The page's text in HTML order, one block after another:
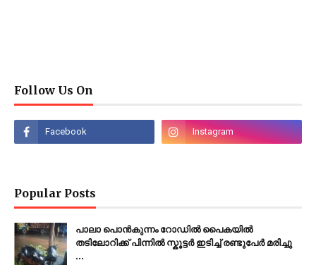
Follow Us On
Popular Posts
പാലാ പൊൻകുന്നം റോഡിൽ പൈകയിൽ
തടിലോറിക്ക് പിന്നിൽ സ്കൂട്ടർ ഇടിച്ച് രണ്ടുപേർ മരിച്ചു
...